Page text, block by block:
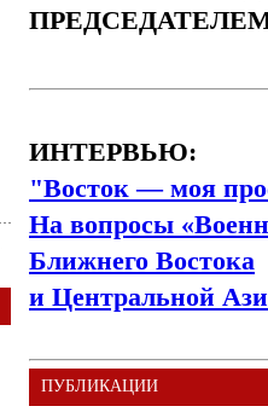
ИНТЕРВЬЮ:
"Восток — моя
На вопросы
Ближнего Востока
и Центральной
ПУБЛИКАЦИИ